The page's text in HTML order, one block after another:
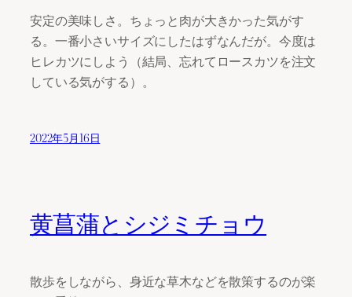
安定の美味しさ。ちょっと肉が大きかった気がす
る。一番小さいサイズにしたはずなんだが。今度は
ヒレカツにしよう（結局、忘れてロースカツを注文
している気がする）。
2022年5月16日
黄菖蒲とシジミチョウ
散歩をしながら、身近な草木などを散策するのが楽